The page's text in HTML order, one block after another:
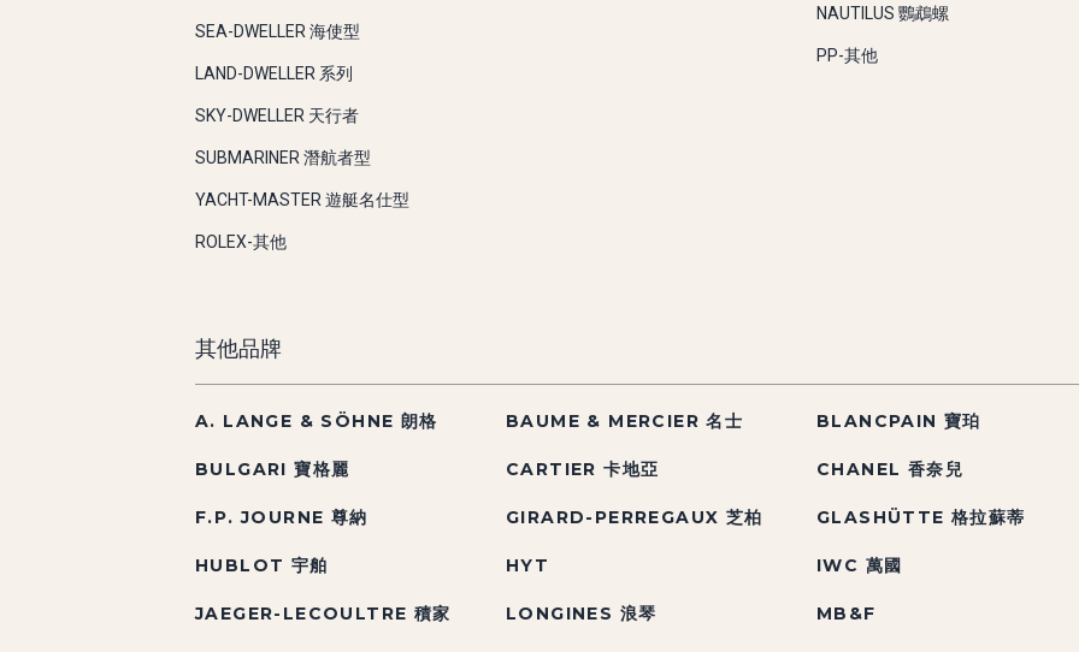
SEA-DWELLER 海使型
LAND-DWELLER 系列
SKY-DWELLER 天行者
SUBMARINER 潛航者型
YACHT-MASTER 遊艇名仕型
ROLEX-其他
NAUTILUS 鸚鵡螺
PP-其他
其他品牌
A. LANGE & SÖHNE 朗格 BAUME & MERCIER 名士 BLANCPAIN 寶珀
BULGARI 寶格麗 CARTIER 卡地亞 CHANEL 香奈兒
F.P. JOURNE 尊納 GIRARD-PERREGAUX 芝柏 GLASHÜTTE 格拉蘇蒂
HUBLOT 宇舶 HYT IWC 萬國
JAEGER-LECOULTRE 積家 LONGINES 浪琴 MB&F